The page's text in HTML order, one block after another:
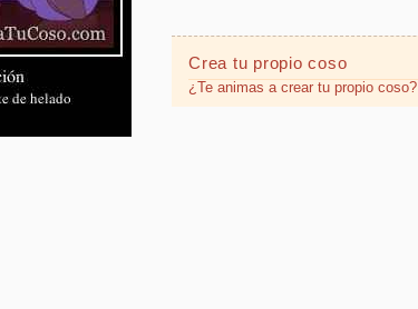
Crea tu propiocoso
¿Te animas a crear tu propio coso?